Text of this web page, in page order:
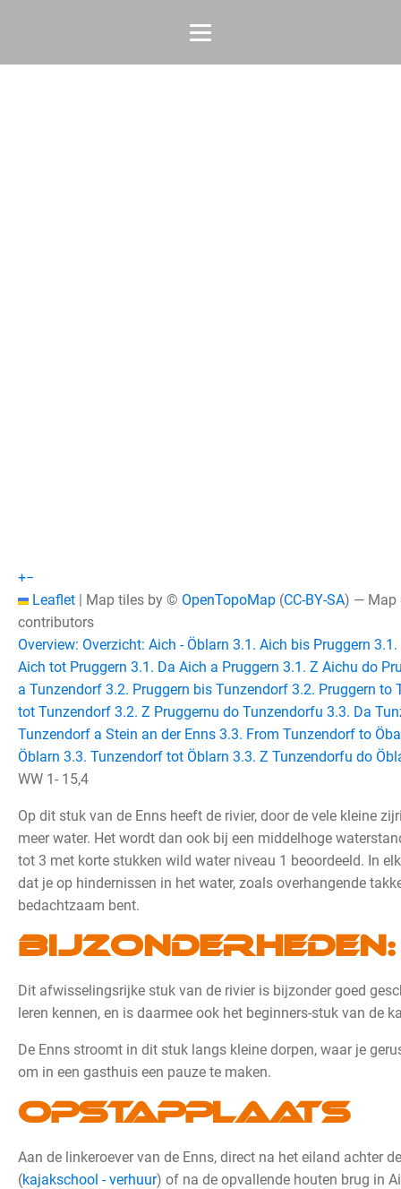
+−
Leaflet | Map tiles by © OpenTopoMap (CC-BY-SA) —
contributors
Overview: Overzicht: Aich - Öblarn 3.1. Aich bis Pruggern 3.1.
Aich tot Pruggern 3.1. Da Aich a Pruggern 3.1. Z Aichu do
a Tunzendorf 3.2. Pruggern bis Tunzendorf 3.2. Pruggern to
tot Tunzendorf 3.2. Z Pruggernu do Tunzendorfu 3.3. Da
Tunzendorf a Stein an der Enns 3.3. From Tunzendorf to
Öblarn 3.3. Tunzendorf tot Öblarn 3.3. Z Tunzendorfu do
WW 1- 15,4
Op dit stuk van de Enns heeft de rivier, door de vele kleine
meer water. Het wordt dan ook bij een middelhoge
tot 3 met korte stukken wild water niveau 1 beoordeeld. In
dat je op hindernissen in het water, zoals overhangende
bedachtzaam bent.
Bijzonderheden:
Dit afwisselingsrijke stuk van de rivier is bijzonder goed
leren kennen, en is daarmee ook het beginners-stuk van de
De Enns stroomt in dit stuk langs kleine dorpen, waar je
om in een gasthuis een pauze te maken.
Opstapplaats
Aan de linkeroever van de Enns, direct na het eiland achter
(kajakschool - verhuur) of na de opvallende houten brug in